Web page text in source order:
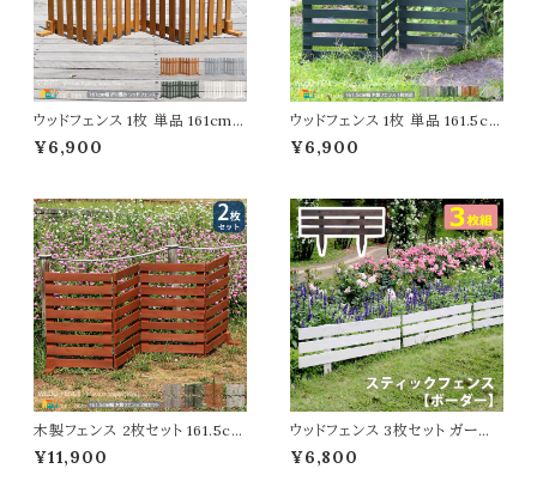
ウッドフェンス 1枚 単品 161cm
幅 ダークグリーン ライトブラウン
グレー ホワイト 木製フェンス ガ
m おすすめ おしゃれ 北欧 モダ
ン スタイリッシュ 庭のフェンス
境界線 間仕切り 目隠し 折りた
たみ式フェンス
¥6,900
ウッドフェンス 1枚 単品 161.5cm
幅 ボーダーフェンス ホワイト グ
レー ライトブラウン ダークグリー
22cm 高さ61cm おすすめ おし
ゃれ 北欧 モダン 天然木 庭のフ
ェンス 境界線 玄関 花壇 庭 ガ
ーデニング 駐車場
¥6,900
木製フェンス 2枚セット 161.5cm
幅 ボーダーフェンス ライトブラウ
ン ホワイト ダークグリーン グレー
¥11,900
ウッドフェンス 3枚セット ガーデ
ンフェンス 80cm幅 ダークブラ
ウン ホワイト 茶色 白 木製フェン
¥6,800